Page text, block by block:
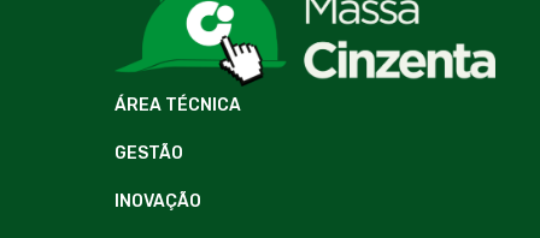
ÁREA TÉCNICA
GESTÃO
INOVAÇÃO